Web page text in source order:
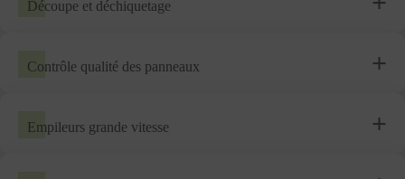
Découpe et déchiquetage
Contrôle qualité des panneaux
Empileurs grande vitesse